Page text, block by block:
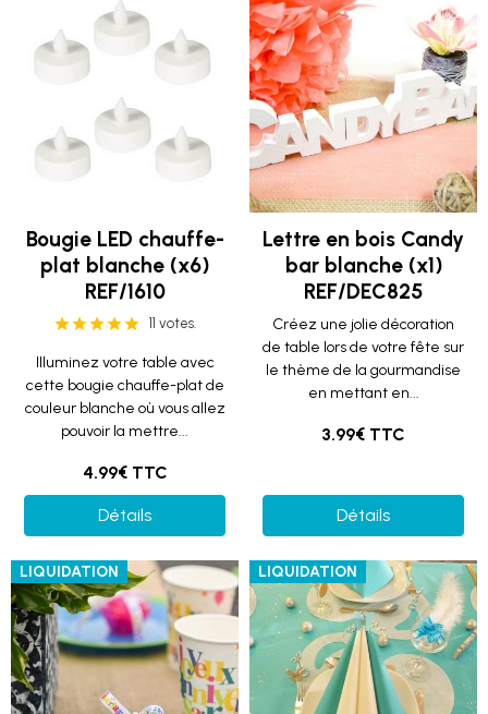
Bougie LED chauffe-
plat blanche (x6)
REF/1610
11 votes.
Illuminez votre table avec
cette bougie chauffe-plat de
couleur blanche où vous allez
pouvoir la mettre...
4.99€ TTC
Détails
Lettre en bois Candy
bar blanche (x1)
REF/DEC825
Créez une jolie décoration
de table lors de votre fête sur
le thème de la gourmandise
en mettant en...
3.99€ TTC
Détails
LIQUIDATION LIQUIDATION